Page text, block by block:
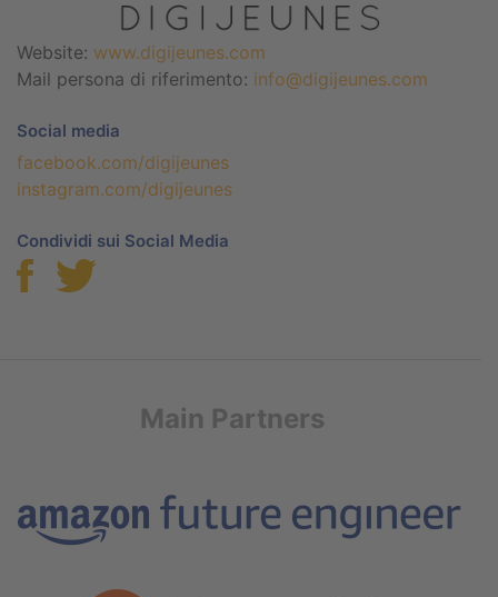
Website: www.digijeunes.com
Mail persona di riferimento: info@digijeunes.com
Social media
facebook.com/digijeunes
instagram.com/digijeunes
Condividi sui Social Media
Main Partners